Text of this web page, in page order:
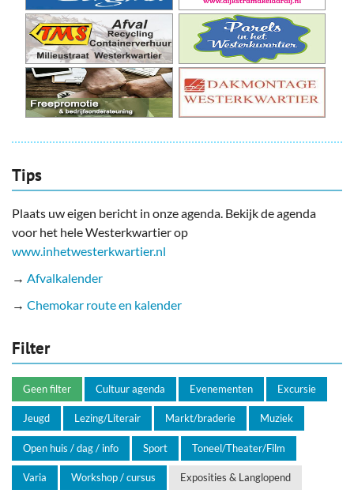
Tips
Plaats uw eigen bericht in onze agenda. Bekijk de agenda
voor het hele Westerkwartier op
www.inhetwesterkwartier.nl
→ Afvalkalender
→ Chemokar route en kalender
Filter
Geen filter Cultuur agenda Evenementen Excursie
Jeugd Lezing/Literair Markt/braderie Muziek
Open huis / dag / info Sport Toneel/Theater/Film
Varia Workshop / cursus Exposities & Langlopend